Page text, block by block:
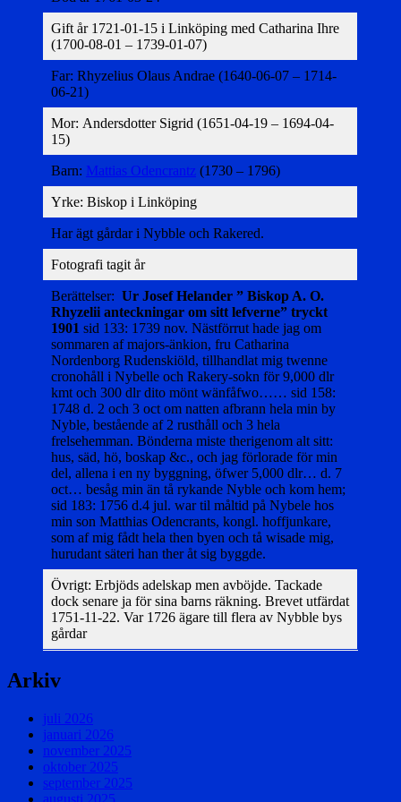
Gift år 1721-01-15 i Linköping med Catharina Ihre
(1700-08-01 – 1739-01-07)
Far: Rhyzelius Olaus Andrae (1640-06-07 – 1714-
06-21)
Mor: Andersdotter Sigrid (1651-04-19 – 1694-04-
15)
Barn: Mattias Odencrantz (1730 – 1796)
Yrke: Biskop i Linköping
Har ägt gårdar i Nybble och Rakered.
Fotografi tagit år
Berättelser: Ur Josef Helander ” Biskop A. O.
Rhyzelii anteckningar om sitt lefverne” tryckt
1901 sid 133: 1739 nov. Nästförrut hade jag om
sommaren af majors-änkion, fru Catharina
Nordenborg Rudenskiöld, tillhandlat mig twenne
cronohåll i Nybelle och Rakery-sokn för 9,000 dlr
kmt och 300 dlr dito mönt wänfåfwo…… sid 158:
1748 d. 2 och 3 oct om natten afbrann hela min by
Nyble, bestående af 2 rusthåll och 3 hela
frelsehemman. Bönderna miste therigenom alt sitt:
hus, säd, hö, boskap &c., och jag förlorade för min
del, allena i en ny byggning, öfwer 5,000 dlr… d. 7
oct… besåg min än tå rykande Nyble och kom hem;
sid 183: 1756 d.4 jul. war til måltid på Nybele hos
min son Matthias Odencrants, kongl. hoffjunkare,
som af mig fådt hela then byen och tå wisade mig,
hurudant säteri han ther åt sig byggde.
Övrigt: Erbjöds adelskap men avböjde. Tackade
dock senare ja för sina barns räkning. Brevet utfärdat
1751-11-22. Var 1726 ägare till flera av Nybble bys
gårdar
Arkiv
juli 2026
januari 2026
november 2025
oktober 2025
september 2025
augusti 2025